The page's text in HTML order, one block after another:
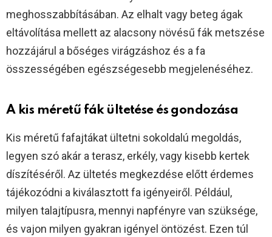
meghosszabbításában. Az elhalt vagy beteg ágak
eltávolítása mellett az alacsony növésű fák metszése
hozzájárul a bőséges virágzáshoz és a fa
összességében egészségesebb megjelenéséhez.
A kis méretű fák ültetése és gondozása
Kis méretű fafajtákat ültetni sokoldalú megoldás,
legyen szó akár a terasz, erkély, vagy kisebb kertek
díszítéséről. Az ültetés megkezdése előtt érdemes
tájékozódni a kiválasztott fa igényeiről. Például,
milyen talajtípusra, mennyi napfényre van szüksége,
és vajon milyen gyakran igényel öntözést. Ezen túl